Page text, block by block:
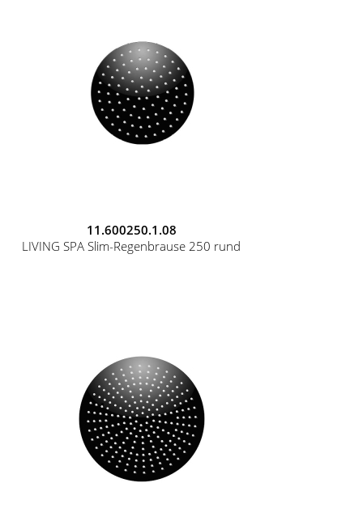
11.600250.1.08
LIVING SPA Slim-Regenbrause 250 rund